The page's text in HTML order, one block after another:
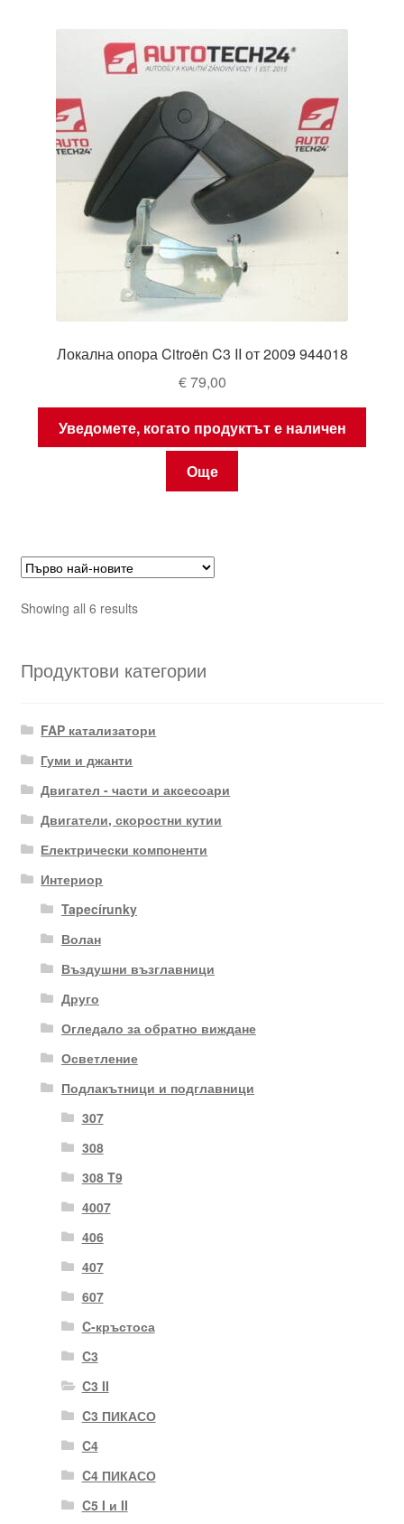
Локална опора Citroën C3 II от 2009 944018
€79,00
Уведомете, когато продуктът е наличен
Още
Showing all 6 resultsSorted
Продуктови категории
FAP катализатори
Гуми и джанти
Двигател - части и аксесоари
Двигатели, скоростни кутии
Електрически компоненти
Интериор
Tapecírunky
Волан
Въздушни възглавници
Друго
Огледало за обратно виждане
Осветление
Подлакътници и подглавници
307
308
308 T9
4007
406
407
607
C-кръстоса
C3
C3 II
C3 ПИКАСО
C4
C4 ПИКАСО
C5 I и II